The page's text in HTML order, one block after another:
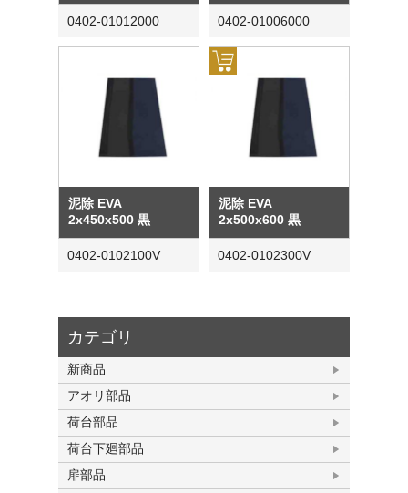
カテゴリ
新商品
アオリ部品
荷台部品
荷台下廻部品
扉部品
0402-01012000 0402-01006000
泥除 EVA
2x450x500 黒
0402-0102100V
泥除 EVA
2x500x600 黒
0402-0102300V